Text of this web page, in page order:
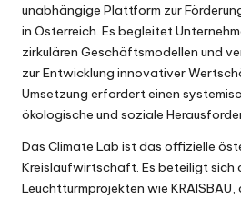
unabhängige Plattform zur
in Österreich. Es begleitet
zirkulären Geschäftsmodellen und
zur Entwicklung innovativer
Umsetzung erfordert einen
ökologische und soziale
Das Climate Lab ist das offizielle
Kreislaufwirtschaft. Es beteiligt sich
Leuchtturmprojekten wie KRAISBAU,